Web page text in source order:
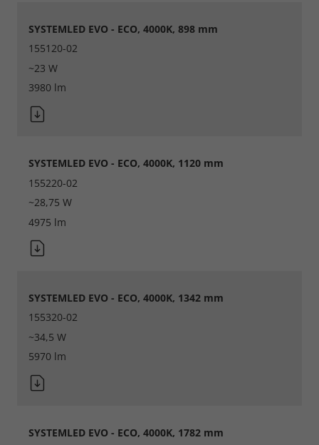
SYSTEMLED EVO - ECO, 4000K, 898 mm
155120-02
~23 W
3980 lm
SYSTEMLED EVO - ECO, 4000K, 1120 mm
155220-02
~28,75 W
4975 lm
SYSTEMLED EVO - ECO, 4000K, 1342 mm
155320-02
~34,5 W
5970 lm
SYSTEMLED EVO - ECO, 4000K, 1782 mm
Required